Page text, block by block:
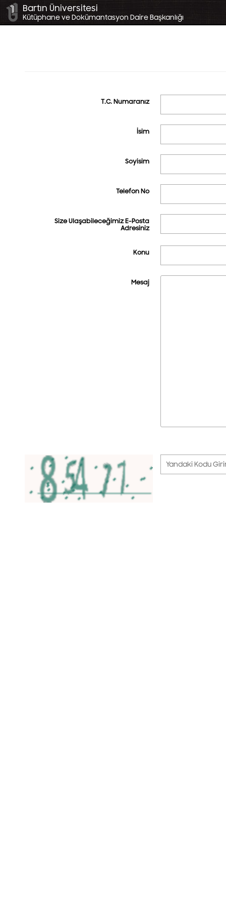
Bartın Üniversitesi
Kütüphane ve Dokümantasyon Daire Başkanlığı
T.C. Numaranız
İsim
Soyisim
Telefon No
Size Ulaşabileceğimiz E-Posta
Adresiniz
Konu
Mesaj